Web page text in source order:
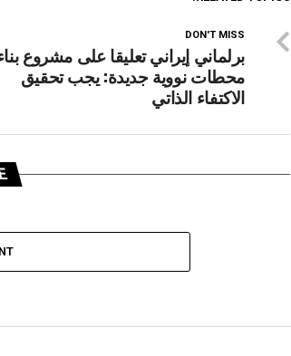
DON'T MISS
برلماني إيراني تعليقا على مشروع
محطات نووية جديدة: يجب تحقيق
الاكتفاء الذاتي